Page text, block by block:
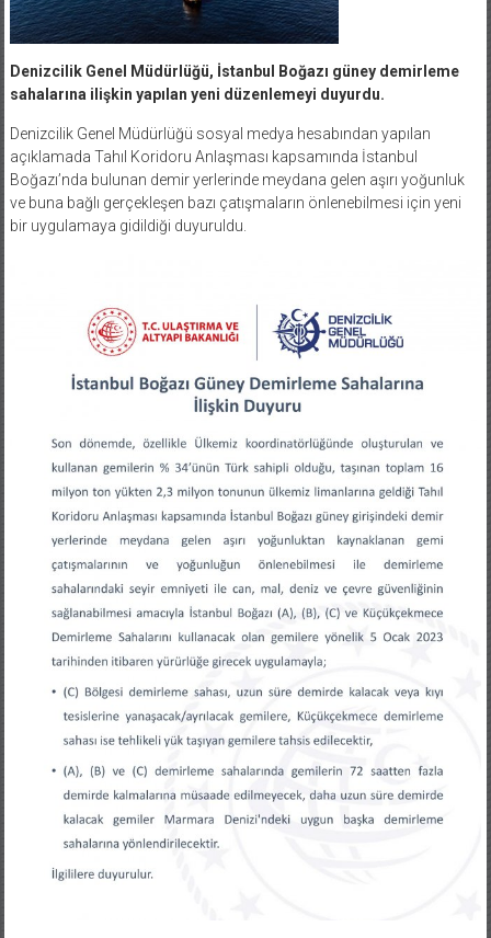
Denizcilik Genel Müdürlüğü, İstanbul Boğazı güney demirleme
sahalarına ilişkin yapılan yeni düzenlemeyi duyurdu.
Denizcilik Genel Müdürlüğü sosyal medya hesabından yapılan
açıklamada Tahıl Koridoru Anlaşması kapsamında İstanbul
Boğazı’nda bulunan demir yerlerinde meydana gelen aşırı yoğunluk
ve buna bağlı gerçekleşen bazı çatışmaların önlenebilmesi için yeni
bir uygulamaya gidildiği duyuruldu.